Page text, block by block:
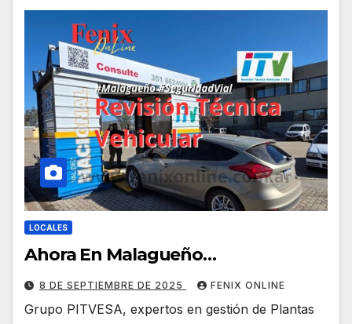
LOCALES
Ahora En Malagueño…
8 DE SEPTIEMBRE DE 2025 FENIX ONLINE
Grupo PITVESA, expertos en gestión de Plantas